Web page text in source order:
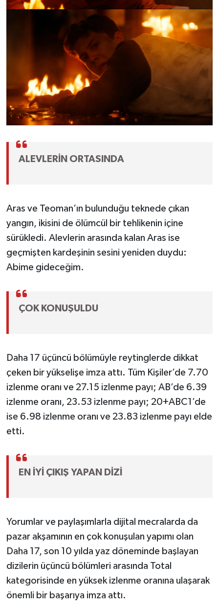
ALEVLERİN ORTASINDA
Aras ve Teoman’ın bulunduğu teknede çıkan
yangın, ikisini de ölümcül bir tehlikenin içine
sürükledi. Alevlerin arasında kalan Aras ise
geçmişten kardeşinin sesini yeniden duydu:
Abime gideceğim.
ÇOK KONUŞULDU
Daha 17 üçüncü bölümüyle reytinglerde dikkat
çeken bir yükselişe imza attı. Tüm Kişiler’de 7.70
izlenme oranı ve 27.15 izlenme payı; AB’de 6.39
izlenme oranı, 23.53 izlenme payı; 20+ABC1’de
ise 6.98 izlenme oranı ve 23.83 izlenme payı elde
etti.
EN İYİ ÇIKIŞ YAPAN DİZİ
Yorumlar ve paylaşımlarla dijital mecralarda da
pazar akşamının en çok konuşulan yapımı olan
Daha 17, son 10 yılda yaz döneminde başlayan
dizilerin üçüncü bölümleri arasında Total
kategorisinde en yüksek izlenme oranına ulaşarak
önemli bir başarıya imza attı.